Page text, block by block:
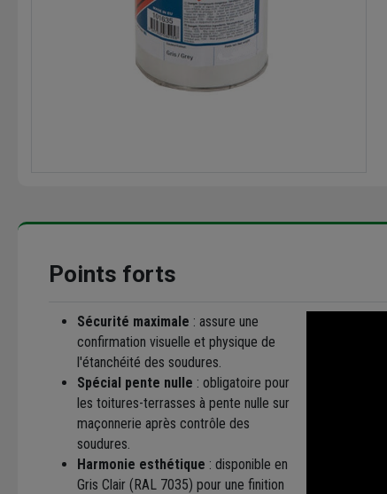
Points forts
Sécurité maximale : assure une
confirmation visuelle et physique de
l'étanchéité des soudures.
Spécial pente nulle : obligatoire pour
les toitures-terrasses à pente nulle sur
maçonnerie après contrôle des
soudures.
Harmonie esthétique : disponible en
Gris Clair (RAL 7035) pour une finition